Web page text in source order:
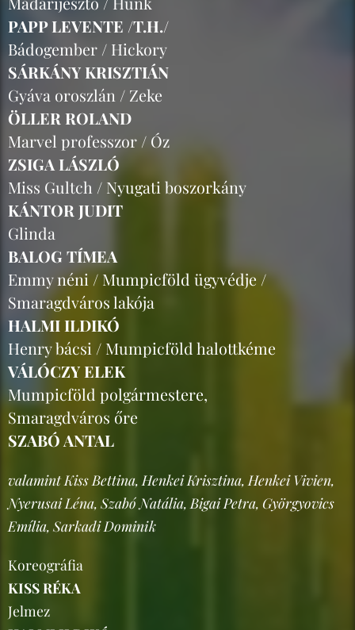
PAPP LEVENTE /T.H./
Bádogember / Hickory
SÁRKÁNY KRISZTIÁN
Gyáva oroszlán / Zeke
ÖLLER ROLAND
Marvel professzor / Óz
ZSIGA LÁSZLÓ
Miss Gultch / Nyugati boszorkány
KÁNTOR JUDIT
Glinda
BALOG TÍMEA
Emmy néni / Mumpicföld ügyvédje /
Smaragdváros lakója
HALMI ILDIKÓ
Henry bácsi / Mumpicföld halottkéme
VÁLÓCZY ELEK
Mumpicföld polgármestere,
Smaragdváros őre
SZABÓ ANTAL
valamint Kiss Bettina, Henkei Krisztina, Henkei Vivien,
Nyerusai Léna, Szabó Natália, Bigai Petra, Györgyovics
Emília, Sarkadi Dominik
Koreográfia
KISS RÉKA
Jelmez